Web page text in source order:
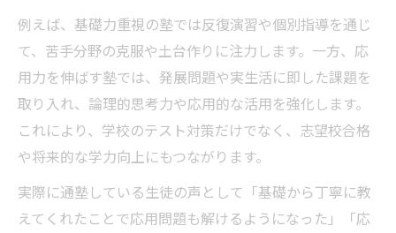
例えば、基礎力重視の塾では反復演習や個別指導を通じ
て、苦手分野の克服や土台作りに注力します。一方、応
用力を伸ばす塾では、発展問題や実生活に即した課題を
取り入れ、論理的思考力や応用的な活用を強化します。
これにより、学校のテスト対策だけでなく、志望校合格
や将来的な学力向上にもつながります。
実際に通塾している生徒の声として「基礎から丁寧に教
えてくれたことで応用問題も解けるようになった」「応